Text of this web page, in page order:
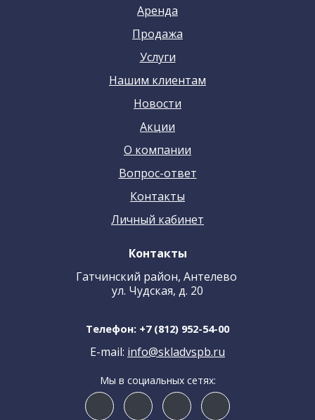
Аренда
Продажа
Услуги
Нашим клиентам
Новости
Акции
О компании
Вопрос-ответ
Контакты
Личный кабинет
Контакты
Гатчинский район, Антелево
ул. Чудская, д. 20
Телефон: +7 (812) 952-54-00
E-mail: info@skladvspb.ru
Мы в социальных сетях: